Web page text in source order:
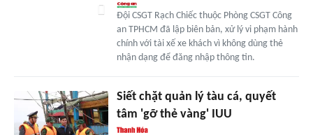
Đội CSGT Rạch Chiếc thuộc Phòng CSGT Công
an TPHCM đã lập biên bản, xử lý vi phạm hành
chính với tài xế xe khách vì không dùng thẻ
nhận dạng để đăng nhập thông tin.
Siết chặt quản lý tàu cá, quyết
tâm 'gỡ thẻ vàng' IUU